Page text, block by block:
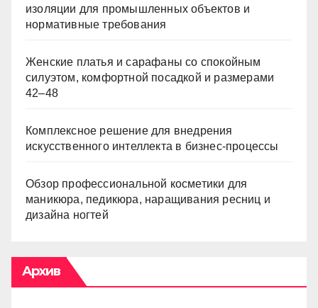
изоляции для промышленных объектов и
нормативные требования
Женские платья и сарафаны со спокойным
силуэтом, комфортной посадкой и размерами
42–48
Комплексное решение для внедрения
искусственного интеллекта в бизнес-процессы
Обзор профессиональной косметики для
маникюра, педикюра, наращивания ресниц и
дизайна ногтей
Архив